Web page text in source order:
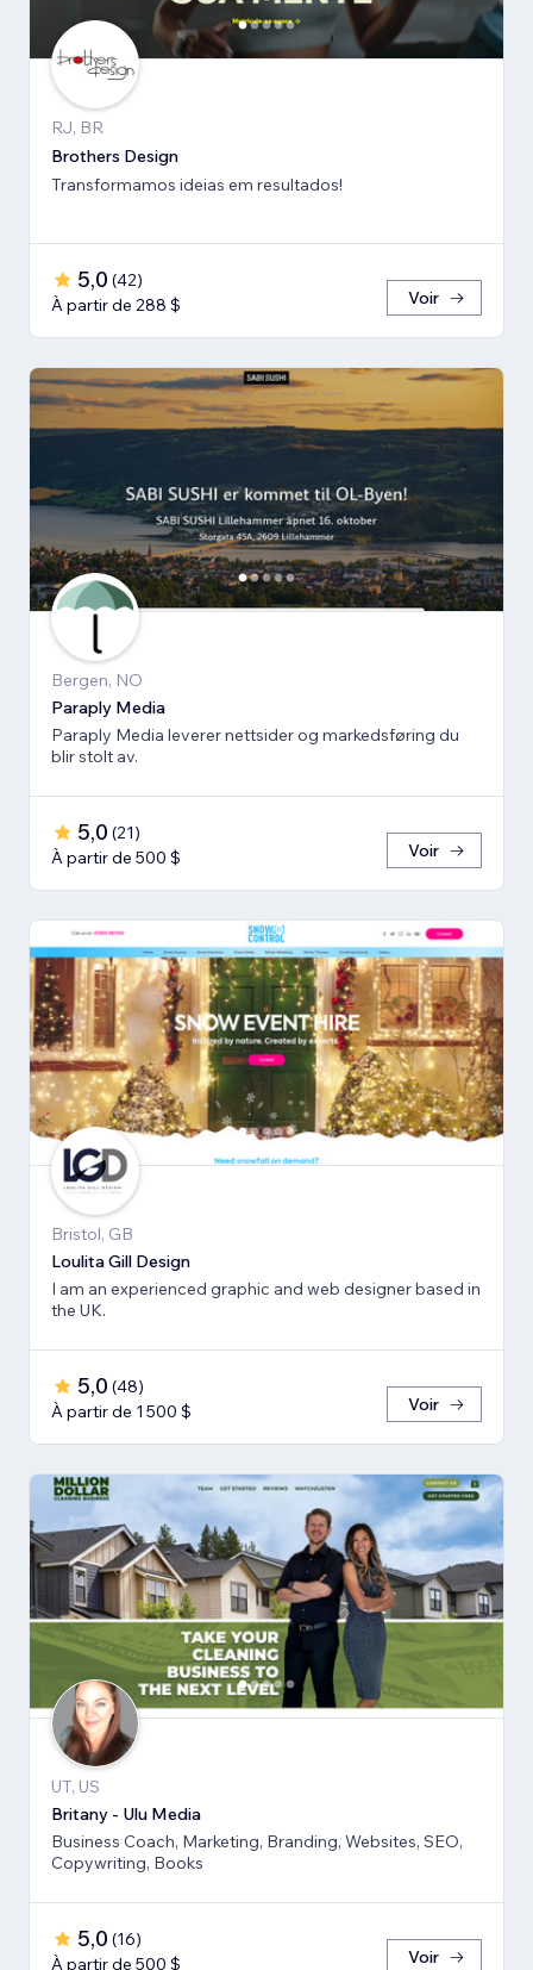
RJ, BR
Brothers Design
Transformamos ideias em resultados!
5,0 (42)
À partir de 288 $
Voir
Bergen, NO
Paraply Media
Paraply Media leverer nettsider og markedsføring du
blir stolt av.
5,0 (21)
À partir de 500 $
Voir
Bristol, GB
Loulita Gill Design
I am an experienced graphic and web designer based in
the UK.
5,0 (48)
À partir de 1 500 $
Voir
UT, US
Britany - Ulu Media
Business Coach, Marketing, Branding, Websites, SEO,
Copywriting, Books
5,0 (16)
À partir de 500 $
Voir